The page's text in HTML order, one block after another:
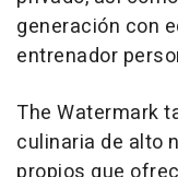
generación con
entrenador
The Watermark
culinaria de alto